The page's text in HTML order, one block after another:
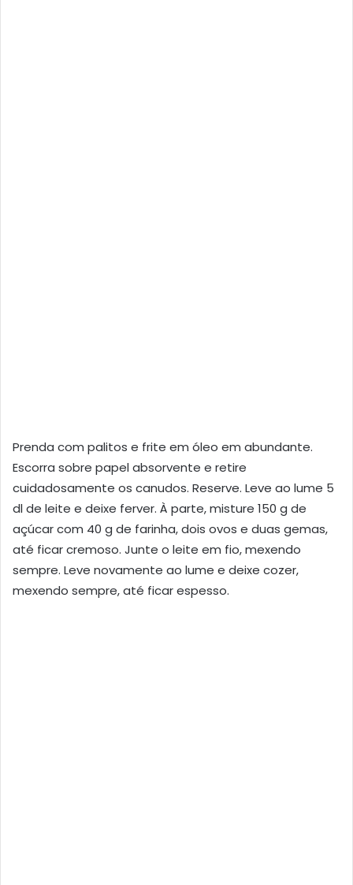
Prenda com palitos e frite em óleo em abundante.
Escorra sobre papel absorvente e retire
cuidadosamente os canudos. Reserve. Leve ao lume 5
dl de leite e deixe ferver. À parte, misture 150 g de
açúcar com 40 g de farinha, dois ovos e duas gemas,
até ficar cremoso. Junte o leite em fio, mexendo
sempre. Leve novamente ao lume e deixe cozer,
mexendo sempre, até ficar espesso.